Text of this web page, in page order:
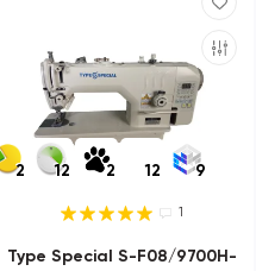
2 12 2 12 9
1
Type Special S-F08/9700H-